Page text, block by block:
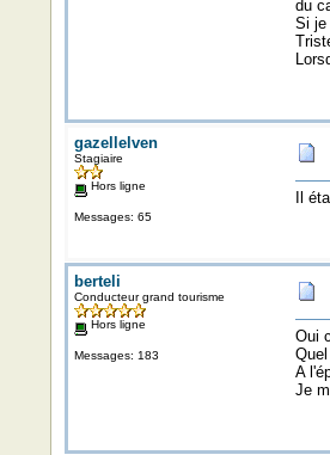
du
Si je
gazellelven
Stagiaire
Hors ligne
Messages: 65
Il
berteli
Conducteur grand tourisme
Hors ligne
Messages: 183
Oui
A
Je